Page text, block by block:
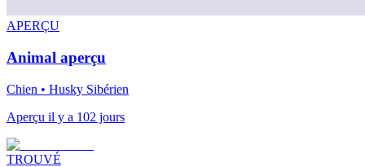
APERÇU
Animal aperçu
Chien • Husky Sibérien
Aperçu il y a 102 jours
TROUVÉ